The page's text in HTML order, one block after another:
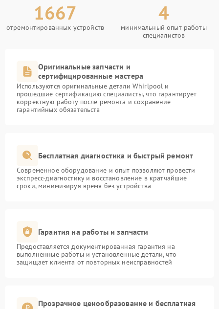
1667
отремонтированных устройств
4
минимальный опыт работы
специалистов
Оригинальные запчасти и
сертифицированные мастера
Используются оригинальные детали Whirlpool и
прошедшие сертификацию специалисты, что гарантирует
корректную работу после ремонта и сохранение
гарантийных обязательств
Бесплатная диагностика и быстрый ремонт
Современное оборудование и опыт позволяют провести
экспресс-диагностику и восстановление в кратчайшие
сроки, минимизируя время без устройства
Гарантия на работы и запчасти
Предоставляется документированная гарантия на
выполненные работы и установленные детали, что
защищает клиента от повторных неисправностей
Прозрачное ценообразование и бесплатная